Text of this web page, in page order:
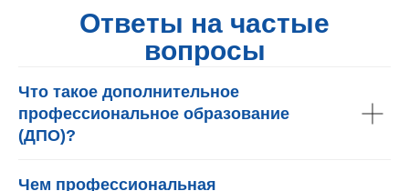
Ответы на частые
вопросы
Что такое дополнительное
профессиональное образование
(ДПО)?
Чем профессиональная